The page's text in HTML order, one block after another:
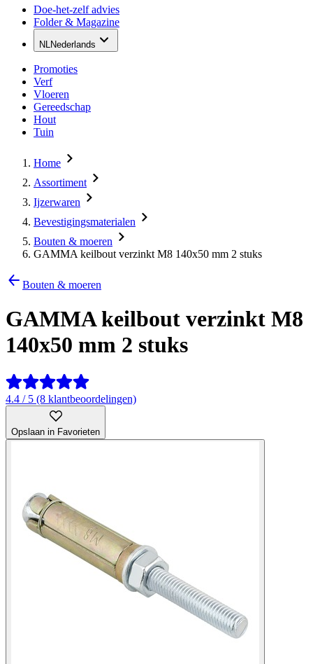
Doe-het-zelf advies
Folder & Magazine
NLNederlands
Promoties
Verf
Vloeren
Gereedschap
Hout
Tuin
Home
Assortiment
Ijzerwaren
Bevestigingsmaterialen
Bouten & moeren
GAMMA keilbout verzinkt M8 140x50 mm 2 stuks
Bouten & moeren
GAMMA keilbout verzinkt M8
140x50 mm 2 stuks
4.4 / 5 (8 klantbeoordelingen)
Opslaan in Favorieten